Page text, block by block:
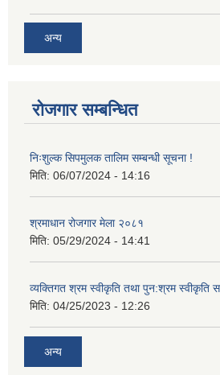
अन्य
रोजगार सम्बन्धित
निःशुल्क सिपमुलक तालिम सम्बन्धी सूचना !
मिति: 06/07/2024 - 14:16
श्रमाधान रोजगार मेला २०८१
मिति: 05/29/2024 - 14:41
व्यक्तिगत श्रम स्वीकृति तथा पुन:श्रम स्वीकृति
मिति: 04/25/2023 - 12:26
अन्य